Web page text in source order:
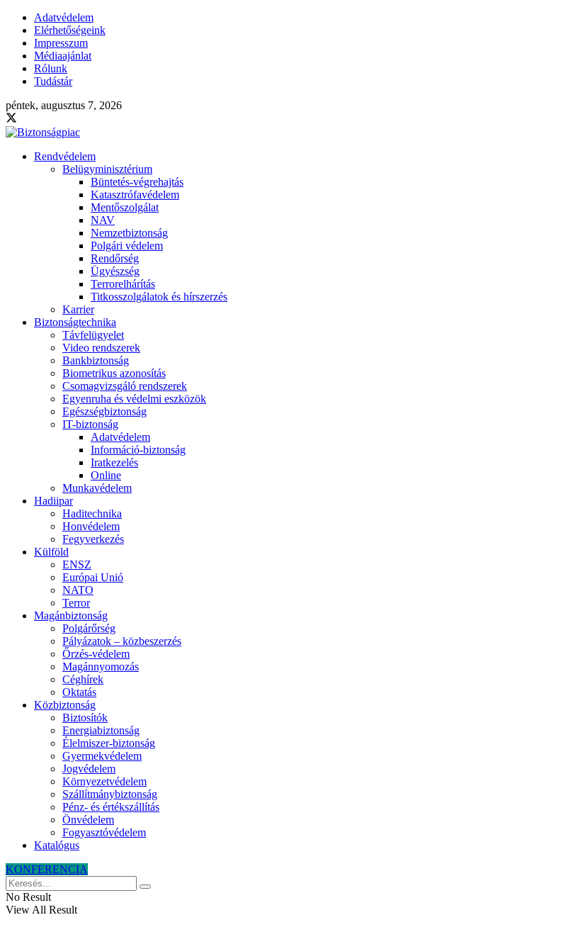
Adatvédelem
Elérhetőségeink
Impresszum
Médiaajánlat
Rólunk
Tudástár
péntek, augusztus 7, 2026
Rendvédelem
Belügyminisztérium
Büntetés-végrehajtás
Katasztrófavédelem
Mentőszolgálat
NAV
Nemzetbiztonság
Polgári védelem
Rendőrség
Ügyészség
Terrorelhárítás
Titkosszolgálatok és hírszerzés
Karrier
Biztonságtechnika
Távfelügyelet
Video rendszerek
Bankbiztonság
Biometrikus azonosítás
Csomagvizsgáló rendszerek
Egyenruha és védelmi eszközök
Egészségbiztonság
IT-biztonság
Adatvédelem
Információ-biztonság
Iratkezelés
Online
Munkavédelem
Hadiipar
Haditechnika
Honvédelem
Fegyverkezés
Külföld
ENSZ
Európai Unió
NATO
Terror
Magánbiztonság
Polgárőrség
Pályázatok – közbeszerzés
Őrzés-védelem
Magánnyomozás
Céghírek
Oktatás
Közbiztonság
Biztosítók
Energiabiztonság
Élelmiszer-biztonság
Gyermekvédelem
Jogvédelem
Környezetvédelem
Szállítmánybiztonság
Pénz- és értékszállítás
Önvédelem
Fogyasztóvédelem
Katalógus
KONFERENCIA
No Result
View All Result